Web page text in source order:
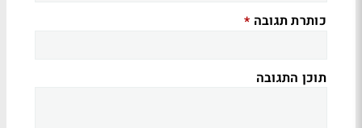
כותרת תגובה *
תוכן התגובה